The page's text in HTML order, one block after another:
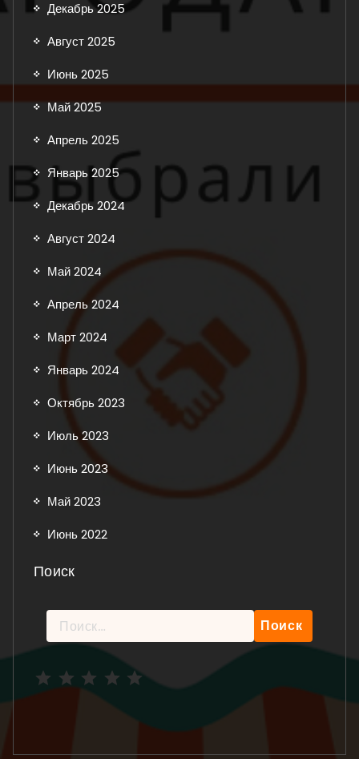
Декабрь 2025
Август 2025
Июнь 2025
Май 2025
Апрель 2025
Январь 2025
Декабрь 2024
Август 2024
Май 2024
Апрель 2024
Март 2024
Январь 2024
Октябрь 2023
Июль 2023
Июнь 2023
Май 2023
Июнь 2022
Поиск
Найти: